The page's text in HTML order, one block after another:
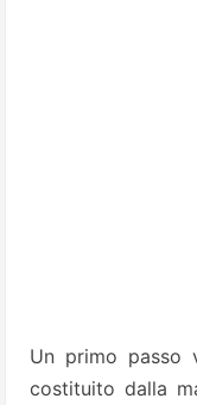
Un primo passo
costituito dalla